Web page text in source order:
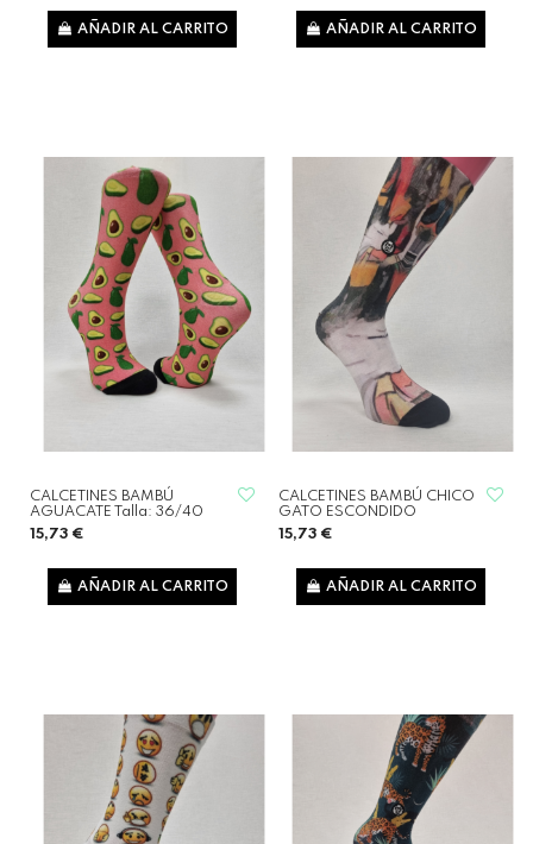
AÑADIR AL CARRITO AÑADIR AL CARRITO
CALCETINES BAMBÚ
AGUACATE Talla: 36/40
15,73 €
AÑADIR AL CARRITO
CALCETINES BAMBÚ CHICO
GATO ESCONDIDO
15,73 €
AÑADIR AL CARRITO